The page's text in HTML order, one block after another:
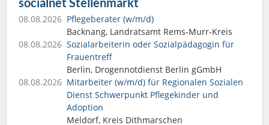
08.08.2026 Pflegeberater (w/m/d)
Backnang, Landratsamt Rems-Murr-Kreis
08.08.2026 Sozialarbeiterin oder Sozialpädagogin für
Frauentreff
Berlin, Drogennotdienst Berlin gGmbH
08.08.2026 Mitarbeiter (w/m/d) für Regionalen Sozialen
Dienst Schwerpunkt Pflegekinder und
Adoption
Meldorf, Kreis Dithmarschen